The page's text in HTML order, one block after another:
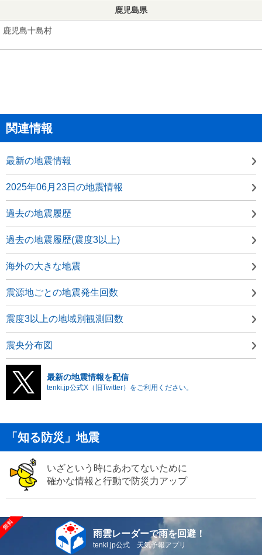
鹿児島県
鹿児島十島村
関連情報
最新の地震情報
2025年06月23日の地震情報
過去の地震履歴
過去の地震履歴(震度3以上)
海外の大きな地震
震源地ごとの地震発生回数
震度3以上の地域別観測回数
震央分布図
最新の地震情報を配信
tenki.jp公式X（旧Twitter）をご利用ください。
「知る防災」地震
いざという時にあわてないために
確かな情報と行動で防災力アップ
雨雲レーダーで雨を回避！
tenki.jp公式 天気予報アプリ